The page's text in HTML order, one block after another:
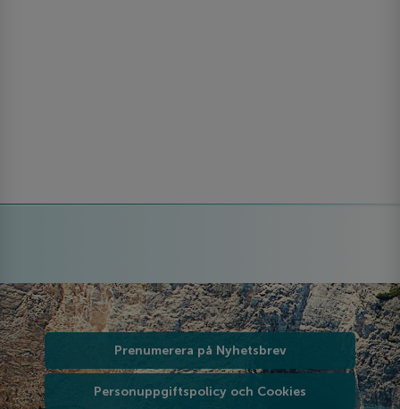
Prenumerera på Nyhetsbrev
Personuppgiftspolicy och Cookies